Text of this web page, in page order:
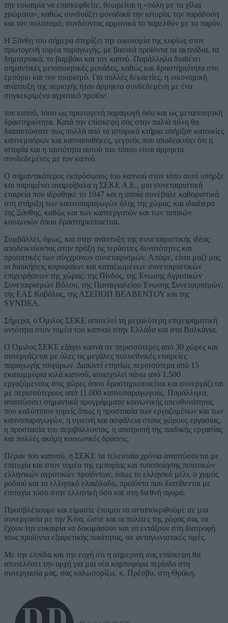
την ευκαιρία να επισκεφθείτε, θεωρείται η «πόλη με τα χίλια
χρώματα», καθώς συνδυάζει μοναδικά την ιστορία, την παράδοση
και τον πολιτισμό, συνδέοντας αρμονικά το παρελθόν με το παρόν.
Η Ξάνθη του σήμερα στηρίζει την οικονομία της κυρίως στον
πρωτογενή τομέα παραγωγής, με βασικά προϊόντα τα ακτινίδια, τα
δημητριακά, το βαμβάκι και τον καπνό. Παράλληλα διαθέτει
σημαντικές μεταποιητικές μονάδες, καθώς και δραστηριότητα στο
εμπόριο και τον τουρισμό. Για πολλές δεκαετίες, η οικονομική
ανάπτυξη της περιοχής ήταν άρρηκτα συνδεδεμένη με ένα
συγκεκριμένο αγροτικό προϊόν:
τον καπνό, τόσο ως πρωτογενή παραγωγή όσο και ως μεταποιητική
δραστηριότητα. Κατά την επίσκεψή σας στην παλιά πόλη θα
διαπιστώσατε πως πολλά από τα ιστορικά κτήρια υπήρξαν κατοικίες
καπνεμπόρων και καπναποθήκες, γεγονός που αποδεικνύει ότι η
ιστορία και η ταυτότητα αυτού του τόπου είναι άρρηκτα
συνδεδεμένες με τον καπνό.
Ο σημαντικότερος εκπρόσωπος του καπνού στον τόπο αυτό υπήρξε
και παραμένει αναμφίβολα η ΣΕΚΕ Α.Ε., μια συνεταιριστική
εταιρεία που ιδρύθηκε το 1947 και η οποία συνέβαλε καθοριστικά
στη στήριξη των καπνοπαραγωγών όλης της χώρας, και ιδιαίτερα
της Ξάνθης, καθώς και των καπνεργατών και των τοπικών
κοινωνιών όπου δραστηριοποιείται.
Συμβάλλει, όμως, και στην ανάπτυξη της συνεταιριστικής ιδέας
αποδεικνύοντας στην πράξη τις τεράστιες δυνατότητες και
προοπτικές των σύγχρονων συνεταιρισμών. Απόψε, είναι μαζί μας
οι διοικήσεις κορυφαίων και καταξιωμένων συνεταιριστικών
επιχειρήσεων της χώρας: της Πίνδος, της Ένωσης Αγροτικών
Συνεταιρισμών Βόλου, της Παναιγιαλείου Ένωσης Συνεταιρισμών,
της ΕΑΣ Καβάλας, της ΑΣΕΠΟΠ ΒΕΛΒΕΝΤΟΥ και της
SYNDEA.
Σήμερα, ο Όμιλος ΣΕΚΕ αποτελεί τη μεγαλύτερη επιχειρηματική
οντότητα στον τομέα του καπνού στην Ελλάδα και στα Βαλκάνια.
Ο Όμιλος ΣΕΚΕ εξάγει καπνά σε περισσότερες από 30 χώρες και
συνεργάζεται με όλες τις μεγάλες πολυεθνικές εταιρείες
παραγωγής τσιγάρων. Διακινεί ετησίως περισσότερα από 15
εκατομμύρια κιλά καπνού, απασχολεί πάνω από 1.500
εργαζόμενους στις χώρες όπου δραστηριοποιείται και συνεργάζεται
με περισσότερους από 11.000 καπνοπαραγωγούς. Παράλληλα,
αναπτύσσει σημαντικά προγράμματα κοινωνικής υπευθυνότητας
που καλύπτουν τομείς όπως η προστασία των εργαζομένων και των
καπνοπαραγωγών, η υγιεινή και ασφάλεια στους χώρους εργασίας,
η προστασία του περιβάλλοντος, η αποτροπή της παιδικής εργασίας
και πολλές ακόμη κοινωνικές δράσεις.
Πέραν του καπνού, η ΣΕΚΕ τα τελευταία χρόνια αναπτύσσεται με
επιτυχία και στον τομέα της εμπορίας και τυποποίησης ποιοτικών
ελληνικών αγροτικών προϊόντων, όπως το ελληνικό μέλι, ο χυμός
ροδιού και το ελληνικό ελαιόλαδο, προϊόντα που διατίθενται με
επιτυχία τόσο στην ελληνική όσο και στη διεθνή αγορά.
Προσβλέπουμε και είμαστε έτοιμοι να ανταποκριθούμε σε μια
συνεργασία με την Κίνα, ώστε και οι πολίτες της χώρας σας να
έχουν την ευκαιρία να δοκιμάσουν και να εντάξουν στη διατροφή
τους προϊόντα εξαιρετικής ποιότητας, σε ανταγωνιστικές τιμές.
Mε την ελπίδα και την ευχή ότι η σημερινή σας επίσκεψη θα
αποτελέσει την αρχή για μια νέα καρποφόρα περίοδο στη
συνεργασία μας, σας καλωσορίζω, κ. Πρέσβυ, στη Θράκη.